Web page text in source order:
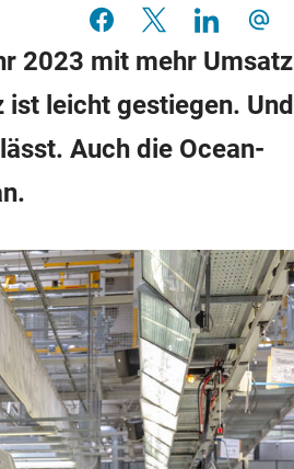
2023 mit mehr Umsatz
ist leicht gestiegen. Und
Auch die Ocean-